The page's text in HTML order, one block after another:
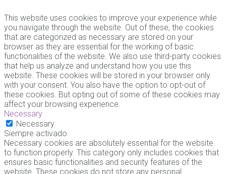
This website uses cookies to improve your experience while
you navigate through the website. Out of these, the cookies
that are categorized as necessary are stored on your
browser as they are essential for the working of basic
functionalities of the website. We also use third-party cookies
that help us analyze and understand how you use this
website. These cookies will be stored in your browser only
with your consent. You also have the option to opt-out of
these cookies. But opting out of some of these cookies may
affect your browsing experience.
Necessary
Necessary
Siempre activado
Necessary cookies are absolutely essential for the website
to function properly. This category only includes cookies that
ensures basic functionalities and security features of the
website. These cookies do not store any personal